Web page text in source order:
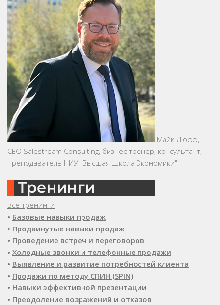
Майк Люфф,
CEO Salestream Consulting, бизнес тренер, консультант,
преподаватель НИУ "Высшая Школа Экономики"
Все тренинги
• Базовые навыки продаж
• Продвинутые навыки продаж
• Проведение встреч и переговоров
• Холодные звонки и телефонные продажи
• Выявление и развитие потребностей клиента
• Продажи по методу СПИН (SPIN)
• Навыки эффективной презентации
• Преодоление возражений и отказов